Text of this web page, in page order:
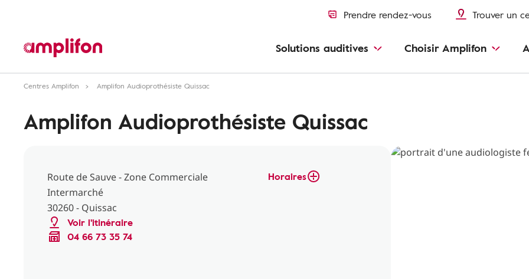
Prendre rendez-vous Trouver un
Solutions auditives Choisir Amplifon
Centres Amplifon Amplifon Audioprothésiste Quissac
Amplifon Audioprothésiste Quissac
Route de Sauve - Zone Commerciale
Intermarché
30260 - Quissac
Voir l'itinéraire
04 66 73 35 74
Horaires